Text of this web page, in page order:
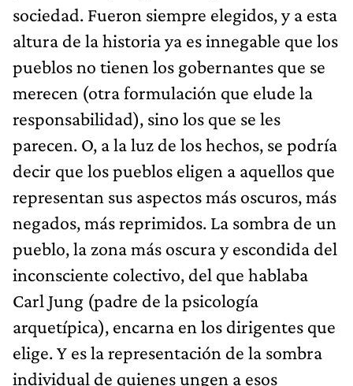
sociedad. Fueron siempre elegidos, y a esta
altura de la historia ya es innegable que los
pueblos no tienen los gobernantes que se
merecen (otra formulación que elude la
responsabilidad), sino los que se les
parecen. O, a la luz de los hechos, se podría
decir que los pueblos eligen a aquellos que
representan sus aspectos más oscuros, más
negados, más reprimidos. La sombra de un
pueblo, la zona más oscura y escondida del
inconsciente colectivo, del que hablaba
Carl Jung (padre de la psicología
arquetípica), encarna en los dirigentes que
elige. Y es la representación de la sombra
individual de quienes ungen a esos